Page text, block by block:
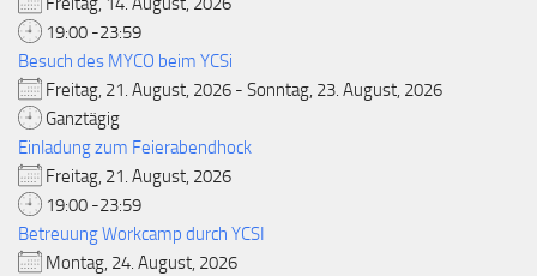
19:00 -23:59
Besuch des MYCO beim YCSi
Freitag, 21. August, 2026 - Sonntag, 23. August, 2026
Ganztägig
Einladung zum Feierabendhock
Freitag, 21. August, 2026
19:00 -23:59
Betreuung Workcamp durch YCSI
Montag, 24. August, 2026